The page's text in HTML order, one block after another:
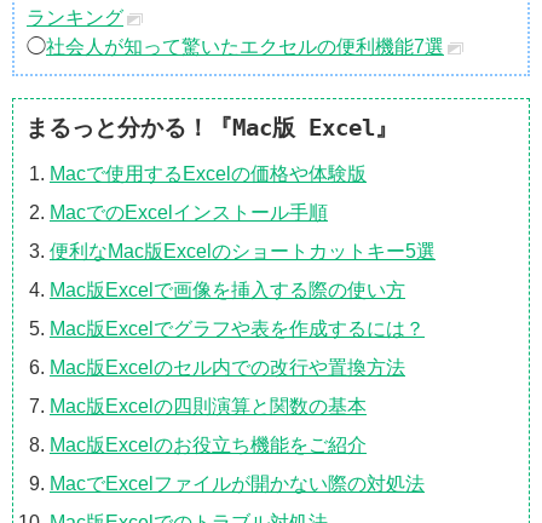
ランキング
◯社会人が知って驚いたエクセルの便利機能7選
まるっと分かる！『Mac版 Excel』
Macで使用するExcelの価格や体験版
MacでのExcelインストール手順
便利なMac版Excelのショートカットキー5選
Mac版Excelで画像を挿入する際の使い方
Mac版Excelでグラフや表を作成するには？
Mac版Excelのセル内での改行や置換方法
Mac版Excelの四則演算と関数の基本
Mac版Excelのお役立ち機能をご紹介
MacでExcelファイルが開かない際の対処法